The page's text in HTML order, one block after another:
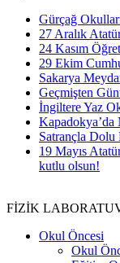
Gürçağ
27 Aralık
24 Kasım
29 Ekim
Sakarya
Geçmişten
İngiltere Yaz
Satrançla
19 Mayıs
kutlu olsun!
FİZİK
Okul Öncesi
Okul